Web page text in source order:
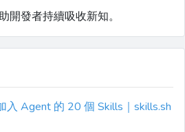
開發者持續吸收新知。
入 Agent 的 20 個 Skills｜skills.sh